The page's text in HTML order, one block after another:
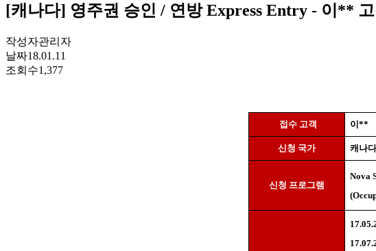
[캐나다] 영주권 승인 / 연방 Express Entry - 이**
작성자관리자
날짜18.01.11
조회수1,377
접수 고객 이**
신청 국가 캐나다
신청 프로그램
Nova